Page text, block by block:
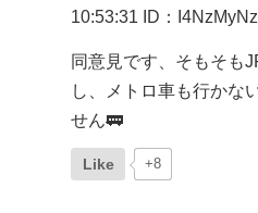
10:53:31
ID：I4NzMyNzI
同意見です、そもそも
し、メトロ車も行かな
せん🚃
Like +8